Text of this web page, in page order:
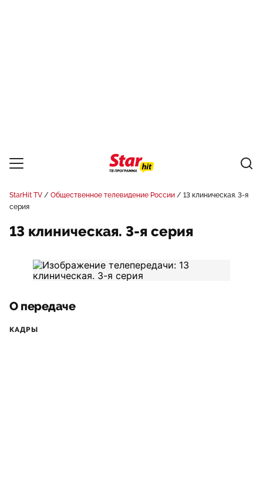
StarHit TV Общественное телевидение России
13 клиническая. 3-я
серия
13 клиническая. 3-я серия
О передаче
КАДРЫ